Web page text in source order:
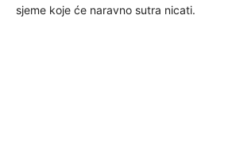
sjeme koje će naravno sutra nicati.